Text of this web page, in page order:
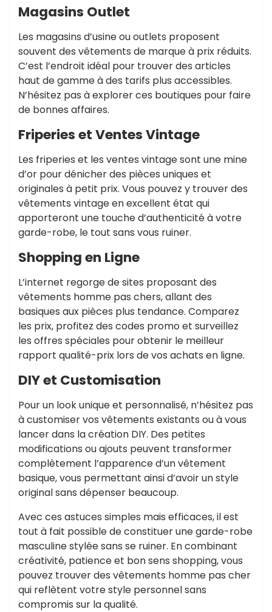
Magasins Outlet
Les magasins d’usine ou outlets proposent
souvent des vêtements de marque à prix réduits.
C’est l’endroit idéal pour trouver des articles
haut de gamme à des tarifs plus accessibles.
N’hésitez pas à explorer ces boutiques pour faire
de bonnes affaires.
Friperies et Ventes Vintage
Les friperies et les ventes vintage sont une mine
d’or pour dénicher des pièces uniques et
originales à petit prix. Vous pouvez y trouver des
vêtements vintage en excellent état qui
apporteront une touche d’authenticité à votre
garde-robe, le tout sans vous ruiner.
Shopping en Ligne
L’internet regorge de sites proposant des
vêtements homme pas chers, allant des
basiques aux pièces plus tendance. Comparez
les prix, profitez des codes promo et surveillez
les offres spéciales pour obtenir le meilleur
rapport qualité-prix lors de vos achats en ligne.
DIY et Customisation
Pour un look unique et personnalisé, n’hésitez pas
à customiser vos vêtements existants ou à vous
lancer dans la création DIY. Des petites
modifications ou ajouts peuvent transformer
complètement l’apparence d’un vêtement
basique, vous permettant ainsi d’avoir un style
original sans dépenser beaucoup.
Avec ces astuces simples mais efficaces, il est
tout à fait possible de constituer une garde-robe
masculine stylée sans se ruiner. En combinant
créativité, patience et bon sens shopping, vous
pouvez trouver des vêtements homme pas cher
qui reflètent votre style personnel sans
compromis sur la qualité.